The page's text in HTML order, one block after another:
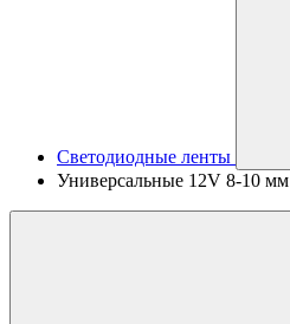
Светодиодные ленты
Универсальные 12V 8-10 мм